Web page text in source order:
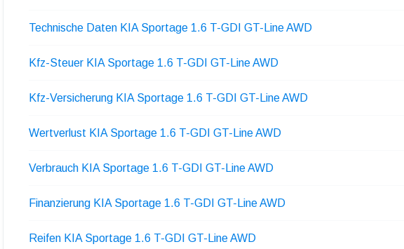
Technische Daten KIA Sportage 1.6 T-GDI GT-Line AWD
Kfz-Steuer KIA Sportage 1.6 T-GDI GT-Line AWD
Kfz-Versicherung KIA Sportage 1.6 T-GDI GT-Line AWD
Wertverlust KIA Sportage 1.6 T-GDI GT-Line AWD
Verbrauch KIA Sportage 1.6 T-GDI GT-Line AWD
Finanzierung KIA Sportage 1.6 T-GDI GT-Line AWD
Reifen KIA Sportage 1.6 T-GDI GT-Line AWD